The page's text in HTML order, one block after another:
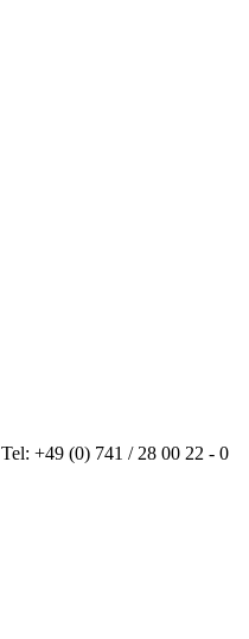
Tel: +49 (0) 741 / 28 00 22 - 0